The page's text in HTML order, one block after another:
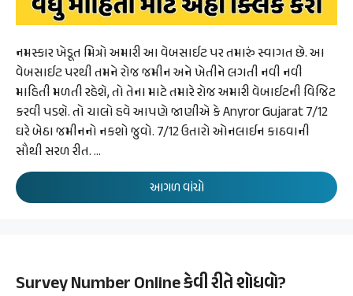
નમસ્કાર ખેડૂત મિત્રો અમારી આ વેબસાઈટ પર તમારું સ્વાગત છે. આ
વેબસાઈટ પરથી તમને રોજ જમીન અને ખેતીને લગતી નવી નવી
માહિતી મળતી રહેશે, તો તેના માટે તમારે રોજ અમારી વેબાઈટની વિજિટ
કરવી પડશે. તો ચાલો હવે આપણે જાણીએ કે Anyror Gujarat 7/12
ઘરે બેઠા જમીનનો નકશો જુવો. 7/12 ઉતારો ઓનલાઈન કાઠવાની
સૌથી સરળ રીત. …
આગળ વાંચો
Survey Number Online કેવી રીતે શોધવો?